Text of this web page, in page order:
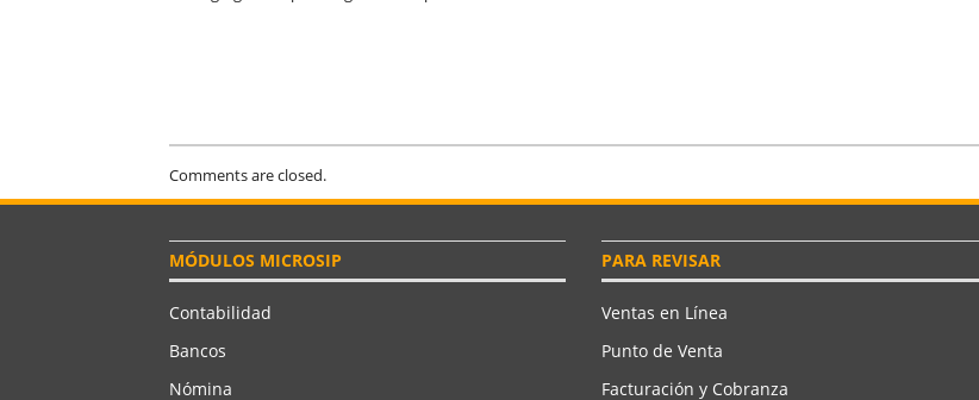
Comments are closed.
MÓDULOS MICROSIP
Contabilidad
Bancos
Nómina
PARA REVISAR
Ventas en Línea
Punto de Venta
Facturación y Cobranza